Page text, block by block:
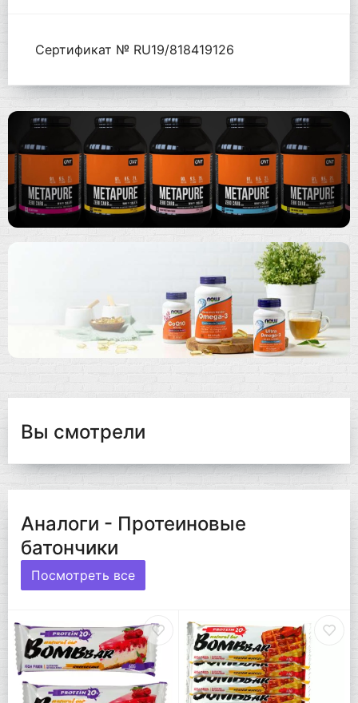
Сертификат № RU19/818419126
Вы смотрели
Аналоги - Протеиновые
батончики
Посмотреть все